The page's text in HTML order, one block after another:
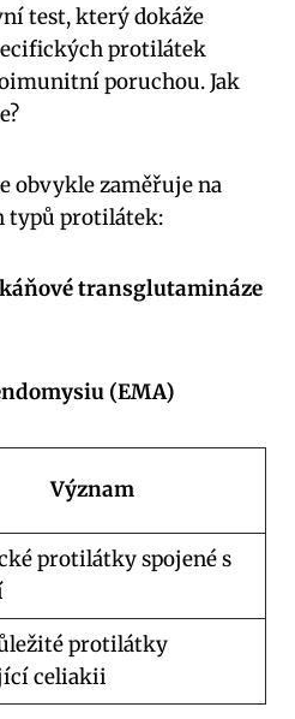
test, který dokáže
protilátek
poruchou. Jak
obvykle zaměřuje na
typů protilátek:
transglutamináze
(EMA)
Význam
protilátky spojené s
protilátky
celiakii